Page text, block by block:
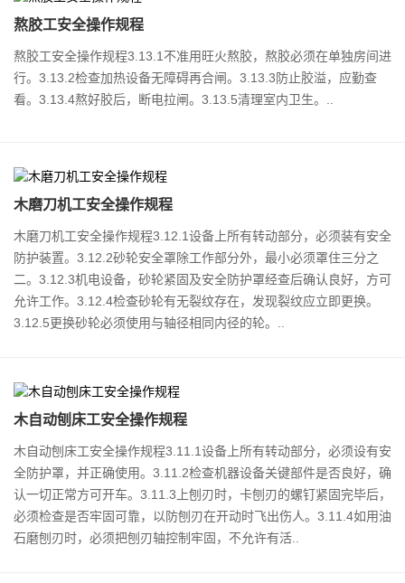
​熬胶工安全操作规程
熬胶工安全操作规程3.13.1不准用旺火熬胶，熬胶必须在单独房间进
行。3.13.2检查加热设备无障碍再合闸。3.13.3防止胶溢，应勤查
看。3.13.4熬好胶后，断电拉闸。3.13.5清理室内卫生。..
木磨刀机工安全操作规程
木磨刀机工安全操作规程3.12.1设备上所有转动部分，必须装有安全
防护装置。3.12.2砂轮安全罩除工作部分外，最小必须罩住三分之
二。3.12.3机电设备，砂轮紧固及安全防护罩经查后确认良好，方可
允许工作。3.12.4检查砂轮有无裂纹存在，发现裂纹应立即更换。
3.12.5更换砂轮必须使用与轴径相同内径的轮。..
木自动刨床工安全操作规程
木自动刨床工安全操作规程3.11.1设备上所有转动部分，必须设有安
全防护罩，并正确使用。3.11.2检查机器设备关键部件是否良好，确
认一切正常方可开车。3.11.3上刨刃时，卡刨刃的螺钉紧固完毕后，
必须检查是否牢固可靠，以防刨刃在开动时飞出伤人。3.11.4如用油
石磨刨刃时，必须把刨刃轴控制牢固，不允许有活..